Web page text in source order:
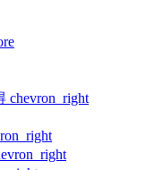
chevron_right